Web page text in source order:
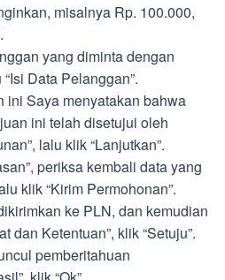
misalnya Rp. 100.000,
yang diminta dengan
Data Pelanggan”.
ini Saya menyatakan bahwa
ini telah disetujui oleh
lalu klik “Lanjutkan”.
periksa kembali data yang
klik “Kirim Permohonan”.
ke PLN, dan kemudian
dan Ketentuan”, klik “Setuju”.
pemberitahuan